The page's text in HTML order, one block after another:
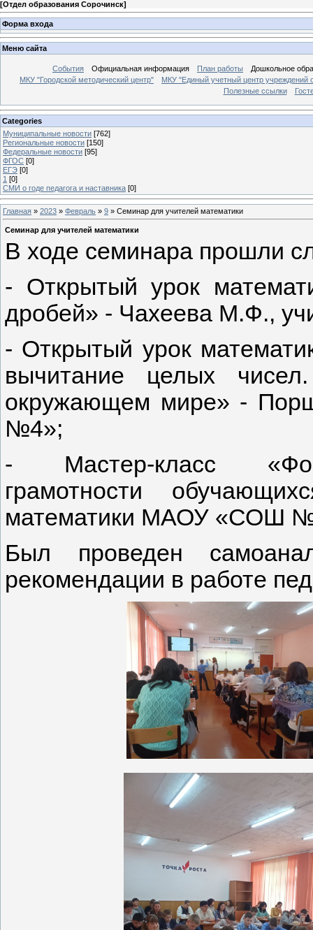
[Отдел образования Сорочинск]
Форма входа
Меню сайта
События Официальная информация План работы
Дошкольное
МКУ "Городской методический центр"
МКУ "Единый учетный центр учреждений
Полезные ссылки
Categories
Муниципальные новости [762]
Региональные новости [150]
Федеральные новости [95]
ФГОС [0]
ЕГЭ [0]
1 [0]
СМИ о годе педагога и наставника [0]
Главная » 2023 » Февраль » 9 » Семинар для учителей математики
Семинар для учителей математики
В ходе семинара прошли
- Открытый урок
дробей» - Чахеева М.Ф.,
- Открытый урок
вычитание целых
окружающем мире» -
№4»;
- Мастер-класс
грамотности
математики МАОУ «СОШ
Был проведен
рекомендации в работе